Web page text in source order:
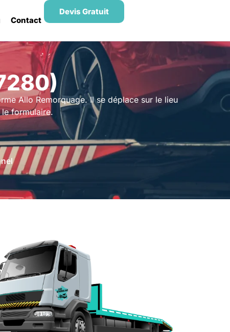
Contact
Devis Gratuit
Allo Remorquage. Il se déplace sur le lieu
formulaire.